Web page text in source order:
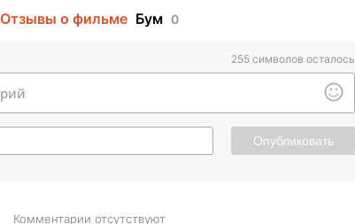
Отзывы о фильме Бум 0
255 символов осталось
Опубликовать
Комментарии отсутствуют